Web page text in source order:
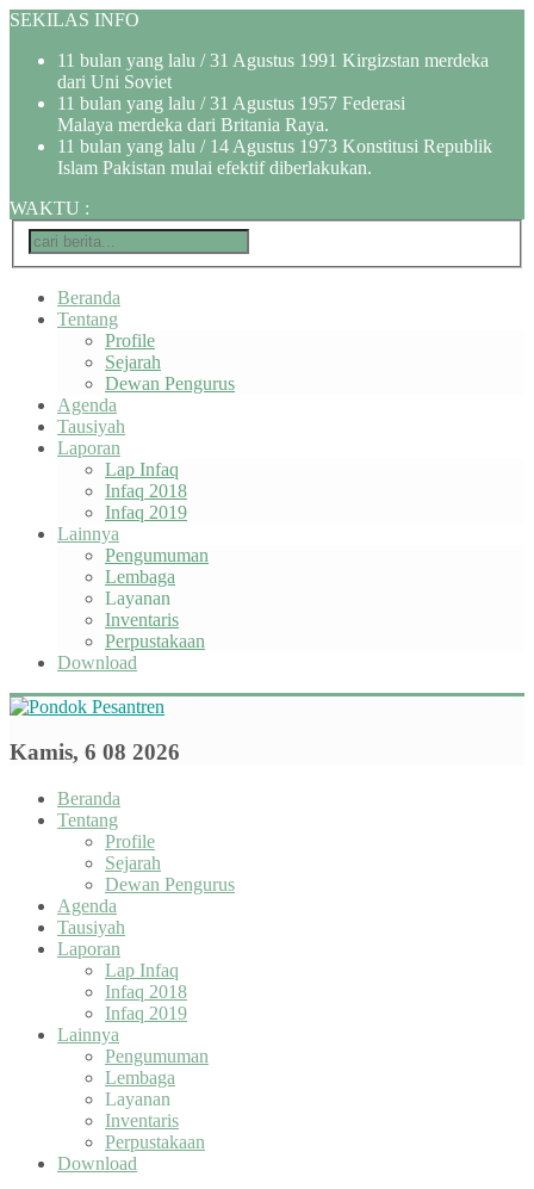
SEKILAS INFO
11 bulan yang lalu / 31 Agustus 1991 Kirgizstan merdeka
dari Uni Soviet
11 bulan yang lalu / 31 Agustus 1957 Federasi
Malaya merdeka dari Britania Raya.
11 bulan yang lalu / 14 Agustus 1973 Konstitusi Republik
Islam Pakistan mulai efektif diberlakukan.
WAKTU :
Beranda
Tentang
Profile
Sejarah
Dewan Pengurus
Agenda
Tausiyah
Laporan
Lap Infaq
Infaq 2018
Infaq 2019
Lainnya
Pengumuman
Lembaga
Layanan
Inventaris
Perpustakaan
Download
Kamis, 6 08 2026
Beranda
Tentang
Profile
Sejarah
Dewan Pengurus
Agenda
Tausiyah
Laporan
Lap Infaq
Infaq 2018
Infaq 2019
Lainnya
Pengumuman
Lembaga
Layanan
Inventaris
Perpustakaan
Download